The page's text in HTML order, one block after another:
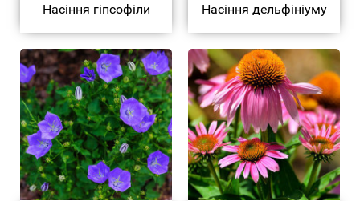
Насіння гіпсофіли Насіння дельфініуму